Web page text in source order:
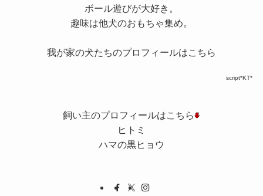
ボール遊びが大好き。
趣味は他犬のおもちゃ集め。
我が家の犬たちのプロフィールはこちら
script*KT*
飼い主のプロフィールはこちら
ヒトミ
ハマの黒ヒョウ